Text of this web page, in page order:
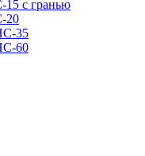
15 с гранью
20
35
60